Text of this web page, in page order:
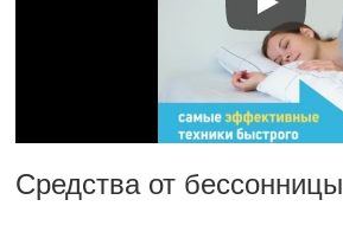
Средства от бессонницы